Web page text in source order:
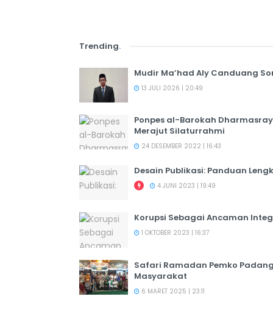
Trending.
Mudir Ma’had Aly Canduang
13 JULI 2026 | 20:49
Ponpes al-Barokah
Merajut Silaturrahmi
24 DESEMBER 2022 | 16:43
Desain Publikasi: Panduan
4 JUNI 2023 | 19:49
Korupsi Sebagai Ancaman
1 OKTOBER 2023 | 16:37
Safari Ramadan Pemko
Masyarakat
6 MARET 2025 | 23:11